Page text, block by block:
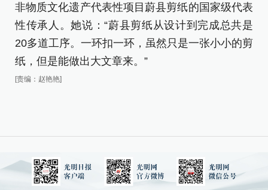
非物质文化遗产代表性项目蔚县剪纸的国家级代表
性传承人。她说：“蔚县剪纸从设计到完成总共是
20多道工序。一环扣一环，虽然只是一张小小的剪
纸，但是能做出大文章来。”
[责编：赵艳艳]